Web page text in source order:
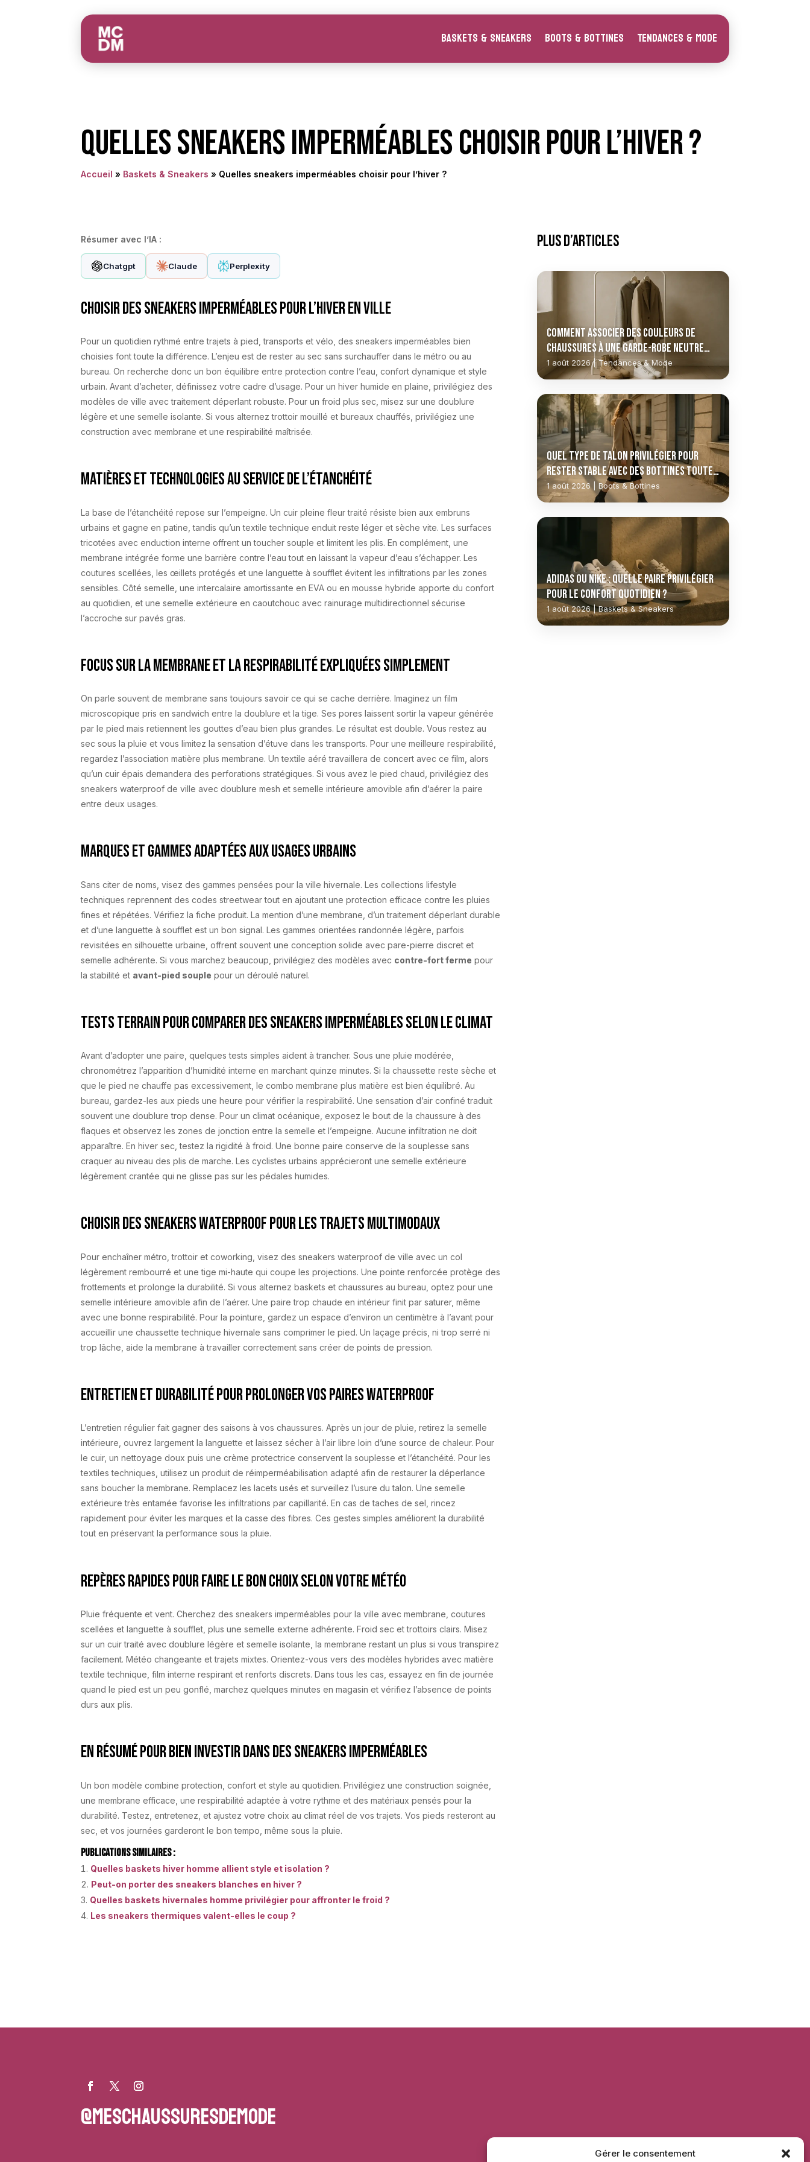
Gérer le consentement
Baskets & Sneakers Boots & Bottines Tendances & Mode
Quelles sneakers imperméables choisir pour l’hiver ?
Accueil » Baskets & Sneakers » Quelles sneakers imperméables choisir pour l’hiver ?
Résumer avec l’IA :
Chatgpt Claude Perplexity
Choisir des sneakers imperméables pour l’hiver en ville
Pour un quotidien rythmé entre trajets à pied, transports et vélo, des sneakers imperméables bien
choisies font toute la différence. L’enjeu est de rester au sec sans surchauffer dans le métro ou au
bureau. On recherche donc un bon équilibre entre protection contre l’eau, confort dynamique et style
urbain. Avant d’acheter, définissez votre cadre d’usage. Pour un hiver humide en plaine, privilégiez des
modèles de ville avec traitement déperlant robuste. Pour un froid plus sec, misez sur une doublure
légère et une semelle isolante. Si vous alternez trottoir mouillé et bureaux chauffés, privilégiez une
construction avec membrane et une respirabilité maîtrisée.
Matières et technologies au service de l’étanchéité
La base de l’étanchéité repose sur l’empeigne. Un cuir pleine fleur traité résiste bien aux embruns
urbains et gagne en patine, tandis qu’un textile technique enduit reste léger et sèche vite. Les surfaces
tricotées avec enduction interne offrent un toucher souple et limitent les plis. En complément, une
membrane intégrée forme une barrière contre l’eau tout en laissant la vapeur d’eau s’échapper. Les
coutures scellées, les œillets protégés et une languette à soufflet évitent les infiltrations par les zones
sensibles. Côté semelle, une intercalaire amortissante en EVA ou en mousse hybride apporte du confort
au quotidien, et une semelle extérieure en caoutchouc avec rainurage multidirectionnel sécurise
l’accroche sur pavés gras.
Focus sur la membrane et la respirabilité expliquées simplement
On parle souvent de membrane sans toujours savoir ce qui se cache derrière. Imaginez un film
microscopique pris en sandwich entre la doublure et la tige. Ses pores laissent sortir la vapeur générée
par le pied mais retiennent les gouttes d’eau bien plus grandes. Le résultat est double. Vous restez au
sec sous la pluie et vous limitez la sensation d’étuve dans les transports. Pour une meilleure respirabilité,
regardez l’association matière plus membrane. Un textile aéré travaillera de concert avec ce film, alors
qu’un cuir épais demandera des perforations stratégiques. Si vous avez le pied chaud, privilégiez des
sneakers waterproof de ville avec doublure mesh et semelle intérieure amovible afin d’aérer la paire
entre deux usages.
Marques et gammes adaptées aux usages urbains
Sans citer de noms, visez des gammes pensées pour la ville hivernale. Les collections lifestyle
techniques reprennent des codes streetwear tout en ajoutant une protection efficace contre les pluies
fines et répétées. Vérifiez la fiche produit. La mention d’une membrane, d’un traitement déperlant durable
et d’une languette à soufflet est un bon signal. Les gammes orientées randonnée légère, parfois
revisitées en silhouette urbaine, offrent souvent une conception solide avec pare-pierre discret et
semelle adhérente. Si vous marchez beaucoup, privilégiez des modèles avec contre-fort ferme pour
la stabilité et avant-pied souple pour un déroulé naturel.
Tests terrain pour comparer des sneakers imperméables selon le climat
Avant d’adopter une paire, quelques tests simples aident à trancher. Sous une pluie modérée,
chronométrez l’apparition d’humidité interne en marchant quinze minutes. Si la chaussette reste sèche et
que le pied ne chauffe pas excessivement, le combo membrane plus matière est bien équilibré. Au
bureau, gardez-les aux pieds une heure pour vérifier la respirabilité. Une sensation d’air confiné traduit
souvent une doublure trop dense. Pour un climat océanique, exposez le bout de la chaussure à des
flaques et observez les zones de jonction entre la semelle et l’empeigne. Aucune infiltration ne doit
apparaître. En hiver sec, testez la rigidité à froid. Une bonne paire conserve de la souplesse sans
craquer au niveau des plis de marche. Les cyclistes urbains apprécieront une semelle extérieure
légèrement crantée qui ne glisse pas sur les pédales humides.
Choisir des sneakers waterproof pour les trajets multimodaux
Pour enchaîner métro, trottoir et coworking, visez des sneakers waterproof de ville avec un col
légèrement rembourré et une tige mi-haute qui coupe les projections. Une pointe renforcée protège des
frottements et prolonge la durabilité. Si vous alternez baskets et chaussures au bureau, optez pour une
semelle intérieure amovible afin de l’aérer. Une paire trop chaude en intérieur finit par saturer, même
avec une bonne respirabilité. Pour la pointure, gardez un espace d’environ un centimètre à l’avant pour
accueillir une chaussette technique hivernale sans comprimer le pied. Un laçage précis, ni trop serré ni
trop lâche, aide la membrane à travailler correctement sans créer de points de pression.
Entretien et durabilité pour prolonger vos paires waterproof
L’entretien régulier fait gagner des saisons à vos chaussures. Après un jour de pluie, retirez la semelle
intérieure, ouvrez largement la languette et laissez sécher à l’air libre loin d’une source de chaleur. Pour
le cuir, un nettoyage doux puis une crème protectrice conservent la souplesse et l’étanchéité. Pour les
textiles techniques, utilisez un produit de réimperméabilisation adapté afin de restaurer la déperlance
sans boucher la membrane. Remplacez les lacets usés et surveillez l’usure du talon. Une semelle
extérieure très entamée favorise les infiltrations par capillarité. En cas de taches de sel, rincez
rapidement pour éviter les marques et la casse des fibres. Ces gestes simples améliorent la durabilité
tout en préservant la performance sous la pluie.
Repères rapides pour faire le bon choix selon votre météo
Pluie fréquente et vent. Cherchez des sneakers imperméables pour la ville avec membrane, coutures
scellées et languette à soufflet, plus une semelle externe adhérente. Froid sec et trottoirs clairs. Misez
sur un cuir traité avec doublure légère et semelle isolante, la membrane restant un plus si vous transpirez
facilement. Météo changeante et trajets mixtes. Orientez-vous vers des modèles hybrides avec matière
textile technique, film interne respirant et renforts discrets. Dans tous les cas, essayez en fin de journée
quand le pied est un peu gonflé, marchez quelques minutes en magasin et vérifiez l’absence de points
durs aux plis.
En résumé pour bien investir dans des sneakers imperméables
Un bon modèle combine protection, confort et style au quotidien. Privilégiez une construction soignée,
une membrane efficace, une respirabilité adaptée à votre rythme et des matériaux pensés pour la
durabilité. Testez, entretenez, et ajustez votre choix au climat réel de vos trajets. Vos pieds resteront au
sec, et vos journées garderont le bon tempo, même sous la pluie.
Publications Similaires :
Quelles baskets hiver homme allient style et isolation ?
Peut-on porter des sneakers blanches en hiver ?
Quelles baskets hivernales homme privilégier pour affronter le froid ?
Les sneakers thermiques valent-elles le coup ?
Plus d’articles
Comment associer des couleurs de
chaussures à une garde-robe neutre
sans erreur ?
1 août 2026 | Tendances & Mode
Quel type de talon privilégier pour
rester stable avec des bottines toute
la journée ?
1 août 2026 | Boots & Bottines
Adidas ou Nike : quelle paire privilégier
pour le confort quotidien ?
1 août 2026 | Baskets & Sneakers
@meschaussuresdemode